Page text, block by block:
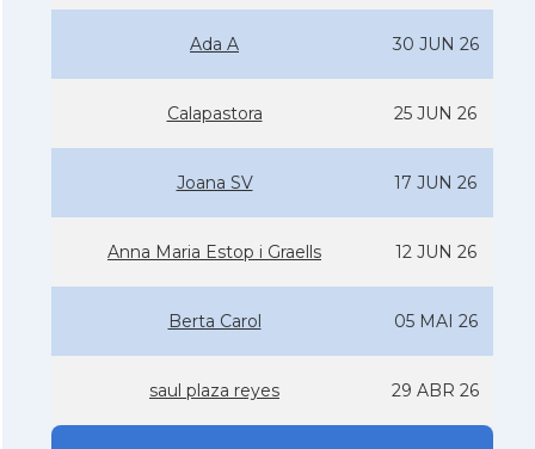
Ada A 30 JUN 26
Calapastora 25 JUN 26
Joana SV 17 JUN 26
Anna Maria Estop i Graells 12 JUN 26
Berta Carol 05 MAI 26
saul plaza reyes 29 ABR 26